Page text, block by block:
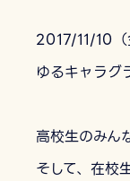
2017/11/10（
ゆるキャラグ
高校生のみん
そして、在校